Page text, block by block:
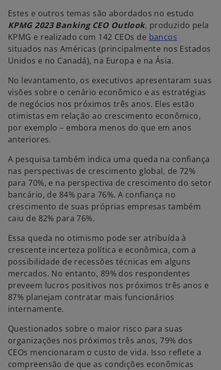
Estes e outros temas são abordados no estudo
KPMG 2023 Banking CEO Outlook, produzido pela
KPMG e realizado com 142 CEOs de bancos
situados nas Américas (principalmente nos Estados
Unidos e no Canadá), na Europa e na Ásia.
No levantamento, os executivos apresentaram suas
visões sobre o cenário econômico e as estratégias
de negócios nos próximos três anos. Eles estão
otimistas em relação ao crescimento econômico,
por exemplo – embora menos do que em anos
anteriores.
A pesquisa também indica uma queda na confiança
nas perspectivas de crescimento global, de 72%
para 70%, e na perspectiva de crescimento do setor
bancário, de 84% para 76%. A confiança no
crescimento de suas próprias empresas também
caiu de 82% para 76%.
Essa queda no otimismo pode ser atribuída à
crescente incerteza política e econômica, com a
possibilidade de recessões técnicas em alguns
mercados. No entanto, 89% dos respondentes
preveem lucros positivos nos próximos três anos e
87% planejam contratar mais funcionários
internamente.
Questionados sobre o maior risco para suas
organizações nos próximos três anos, 79% dos
CEOs mencionaram o custo de vida. Isso reflete a
compreensão de que as condições econômicas